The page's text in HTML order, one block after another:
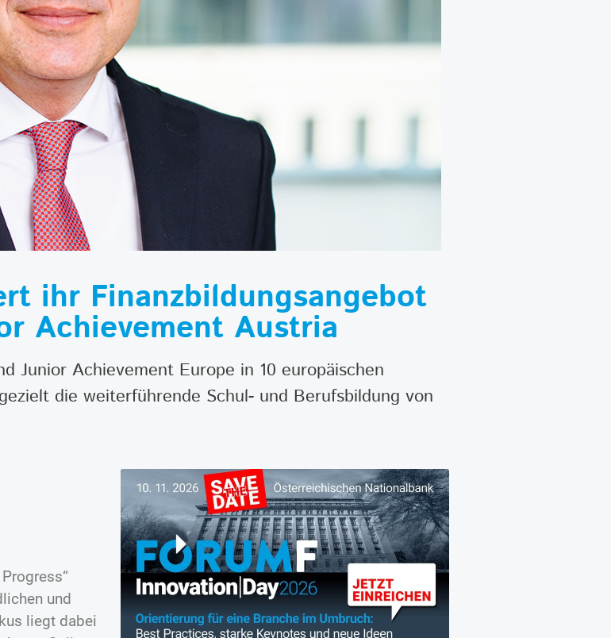
ihr Finanzbildungsangebot
Achievement Austria
Junior Achievement Europe in 10 europäischen
die weiterführende Schul- und Berufsbildung von
und
liegt dabei